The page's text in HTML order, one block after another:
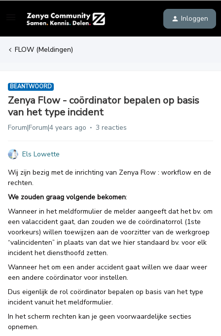
Inloggen
FLOW (Meldingen)
BEANTWOORD
Zenya Flow - coördinator bepalen op basis
van het type incident
Forum|Forum|4 years ago 3 reacties
Els Lowette
Wij zijn bezig met de inrichting van Zenya Flow : workflow en de
rechten.
We zouden graag volgende bekomen:
Wanneer in het meldformulier de melder aangeeft dat het bv. om
een valaccident gaat, dan zouden we de coördinatorrol (1ste
voorkeurs) willen toewijzen aan de voorzitter van de werkgroep
“valincidenten” in plaats van dat we hier standaard bv. voor elk
incident het diensthoofd zetten.
Wanneer het om een ander accident gaat willen we daar weer
een andere coördinator voor instellen.
Dus eigenlijk de rol coördinator bepalen op basis van het type
incident vanuit het meldformulier.
In het scherm rechten kan je geen voorwaardelijke secties
opnemen.